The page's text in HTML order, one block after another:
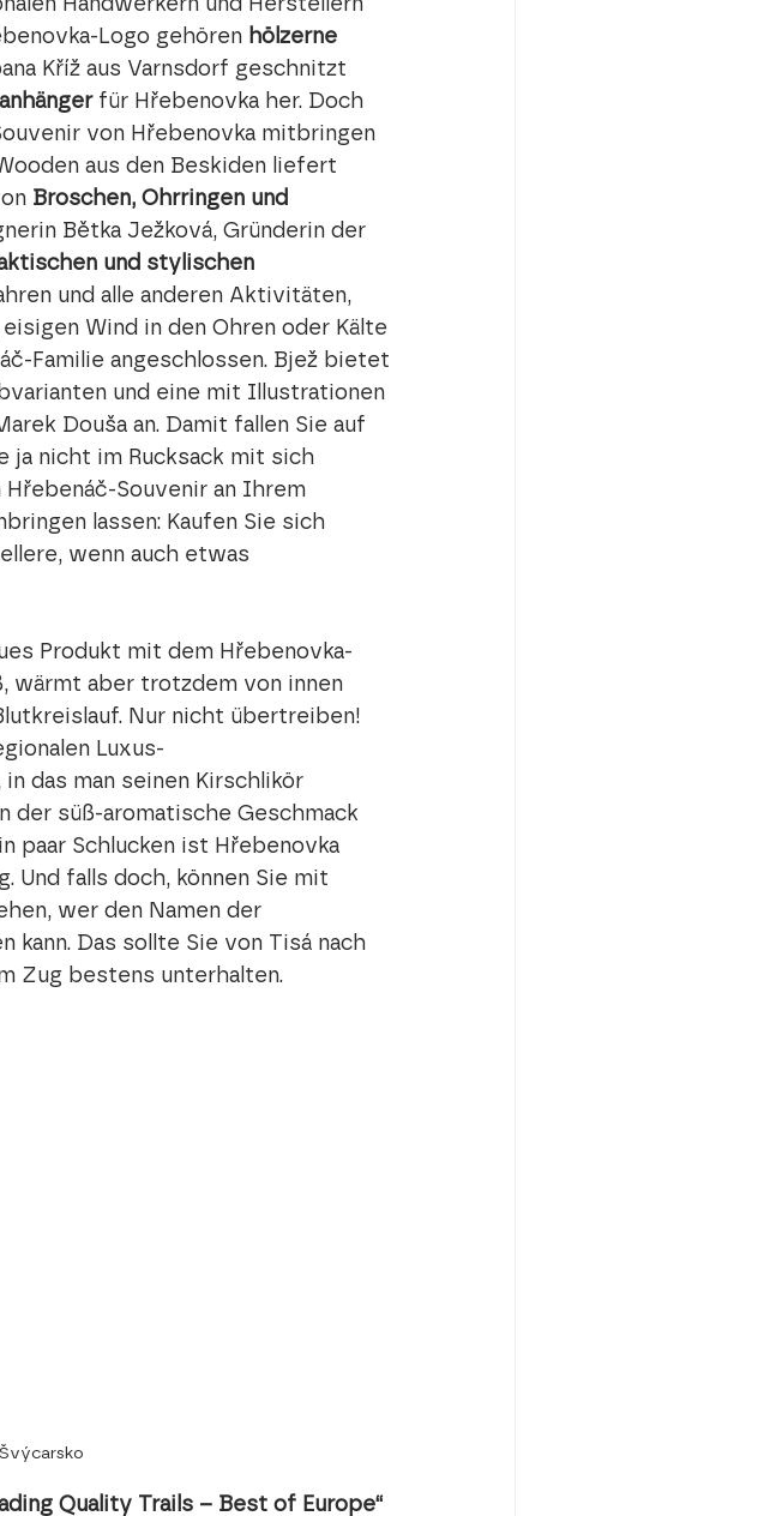
Handwerkern und Herstellern
Logo gehören hölzerne
Kříž aus Varnsdorf geschnitzt
für Hřebenovka her. Doch
von Hřebenovka mitbringen
aus den Beskiden liefert
Broschen, Ohrringen und
Bětka Ježková, Gründerin der
und stylischen
und alle anderen Aktivitäten,
Wind in den Ohren oder Kälte
Familie angeschlossen. Bjež bietet
und eine mit Illustrationen
Douša an. Damit fallen Sie auf
ja nicht im Rucksack mit sich
Hřebenáč-Souvenir an Ihrem
lassen: Kaufen Sie sich
wenn auch etwas
Produkt mit dem Hřebenovka-
wärmt aber trotzdem von innen
Nur nicht übertreiben!
Luxus-
in das man seinen Kirschlikör
der süß-aromatische Geschmack
paar Schlucken ist Hřebenovka
falls doch, können Sie mit
wer den Namen der
kann. Das sollte Sie von Tisá nach
Zug bestens unterhalten.
Quality Trails – Best of Europe“